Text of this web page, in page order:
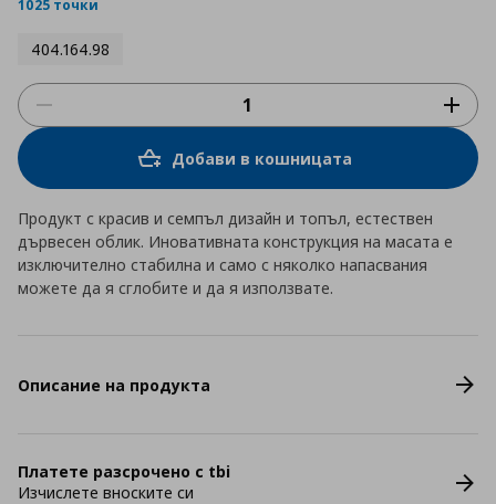
1025 точки
404.164.98
Добави в кошницата
Продукт с красив и семпъл дизайн и топъл, естествен
дървесен облик. Иновативната конструкция на масата е
изключително стабилна и само с няколко напасвания
можете да я сглобите и да я използвате.
Описание на продукта
Платете разсрочено с tbi
Изчислете вноските си